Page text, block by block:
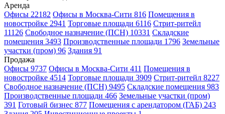
Аренда
Офисы 22182 Офисы в Москва-Сити 816 Помещения в
новостройке 2941 Торговые площади 6116 Стрит-ритейл
11126 Свободное назначение (ПСН) 10331 Складские
помещения 3493 Производственные площади 1796 Земельные
участки (пром) 96 Здания 91
Продажа
Офисы 9737 Офисы в Москва-Сити 411 Помещения в
новостройке 4514 Торговые площади 3909 Стрит-ритейл 8227
Свободное назначение (ПСН) 9495 Складские помещения 983
Производственные площади 466 Земельные участки (пром)
391 Готовый бизнес 877 Помещения с арендатором (ГАБ) 243